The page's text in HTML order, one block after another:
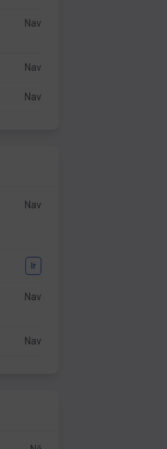
Nav
Nav
Nav
Nav
Ir
Nav
Nav